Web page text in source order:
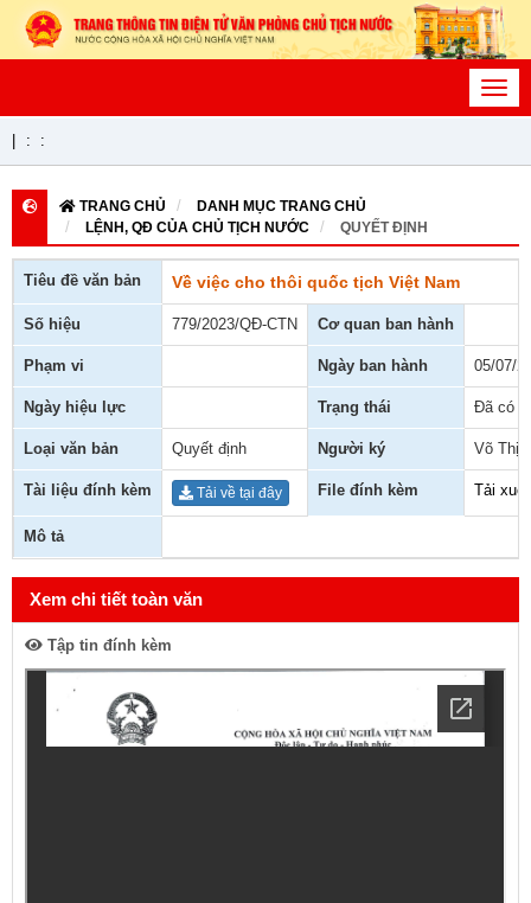
: :
TRANG CHỦ
DANH MỤC TRANG CHỦ
LỆNH, QĐ CỦA CHỦ TỊCH NƯỚC
QUYẾT ĐỊNH
Tiêu đề văn bản Về việc cho thôi quốc tịch Việt Nam
Số hiệu 779/2023/QĐ-CTN Cơ quan ban hành
Phạm vi Ngày ban hành 05/07/
Ngày hiệu lực Trạng thái Đã có
Loại văn bản Quyết định Người ký Võ Thị
Tài liệu đính kèm Tải về tại đây File đính kèm Tải
Mô tả
Xem chi tiết toàn văn
Tập tin đính kèm